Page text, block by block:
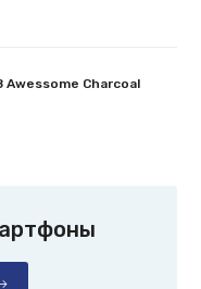
Awessome Charcoal